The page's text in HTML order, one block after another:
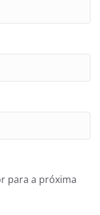
para a próxima